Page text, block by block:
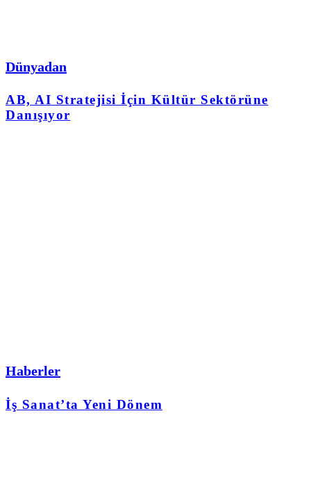
Dünyadan
AB, AI Stratejisi İçin Kültür Sektörüne
Danışıyor
Haberler
İş Sanat’ta Yeni Dönem